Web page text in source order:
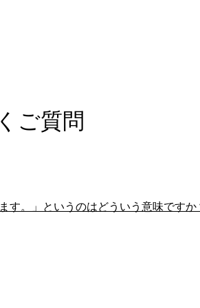
ご質問
す。」というのはどういう意味ですか